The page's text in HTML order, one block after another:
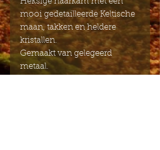
mooi gedetailleerde Keltische
maan, takken en heldere
kristallen.
Gemaakt van gelegeerd
metaal.